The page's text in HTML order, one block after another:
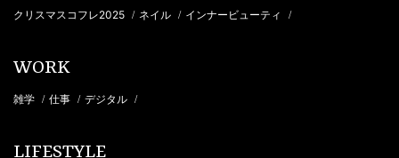
クリスマスコフレ2025 / ネイル / インナービューティ /
WORK
雑学 / 仕事 / デジタル /
LIFESTYLE